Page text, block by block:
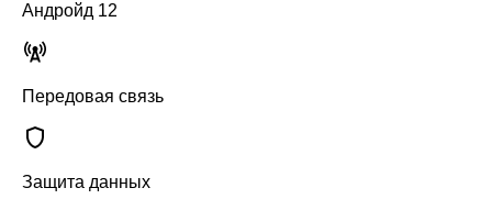
Андройд 12
Передовая связь
Защита данных